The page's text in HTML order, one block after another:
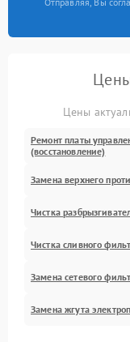
Цены
Ремонт платы
(восстановление)
Замена верхнего
Чистка
Чистка сливного
Замена сетевого
Замена жгута